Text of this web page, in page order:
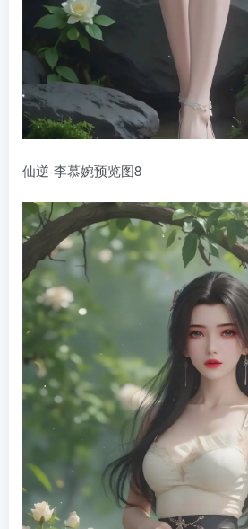
仙逆-李慕婉预览图8